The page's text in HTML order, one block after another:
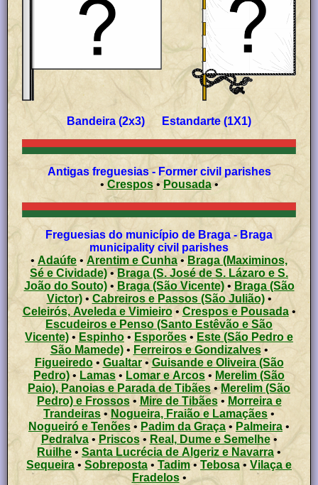
Bandeira (2x3) Estandarte (1X1)
Antigas freguesias - Former civil parishes
• Crespos•Pousada•
Freguesias do município de Braga - Braga
municipality civil parishes
• Adaúfe • Arentim e Cunha•Braga (Maximinos,
Sé e Cividade)•Braga (S. José de S. Lázaro e S.
João do Souto)• Braga (São Vicente)• Braga (São
Victor)• Cabreiros e Passos (São Julião)•
Celeirós, Aveleda e Vimieiro• Crespos e Pousada•
Escudeiros e Penso (Santo Estêvão e São
Vicente) • Espinho •Esporões • Este (São Pedro e
São Mamede)• Ferreiros e Gondizalves•
Figueiredo• Gualtar•Guisande e Oliveira (São
Pedro)• Lamas • Lomar e Arcos • Merelim (São
Paio), Panoias e Parada de Tibães•Merelim (São
Pedro) e Frossos• Mire de Tibães• Morreira e
Trandeiras • Nogueira, Fraião e Lamaçães •
Nogueiró e Tenões • Padim da Graça• Palmeira •
Pedralva• Priscos• Real, Dume e Semelhe•
Ruilhe • Santa Lucrécia de Algeriz e Navarra•
Sequeira • Sobreposta • Tadim • Tebosa • Vilaça e
Fradelos•